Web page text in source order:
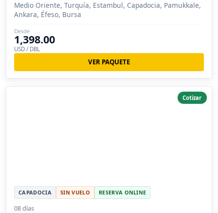
Medio Oriente, Turquía, Estambul, Capadocia, Pamukkale,
Ankara, Éfeso, Bursa
Desde
1,398.00
USD / DBL
VER PAQUETE
Cotizar
CAPADOCIA SIN VUELO RESERVA ONLINE
08 días